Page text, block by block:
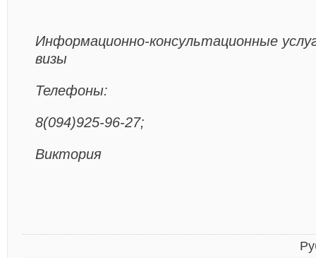
Информационно-консультационные
визы
Телефоны:
8(094)925-96-27;
Виктория